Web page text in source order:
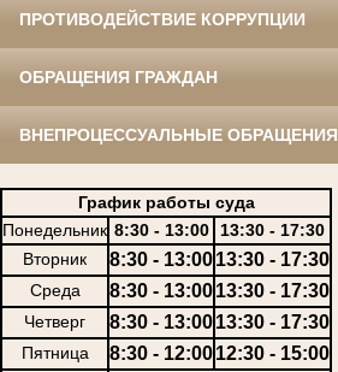
ПРОТИВОДЕЙСТВИЕ КОРРУПЦИИ
ОБРАЩЕНИЯ ГРАЖДАН
ВНЕПРОЦЕССУАЛЬНЫЕ ОБРАЩЕНИЯ
График работы суда
Понедельник 8:30 - 13:00 13:30 - 17:30
Вторник
8:30 - 13:0013:30 - 17:30
Среда 8:30 - 13:0013:30 - 17:30
Четверг 8:30 - 13:0013:30 - 17:30
Пятница 8:30 - 12:0012:30 - 15:00